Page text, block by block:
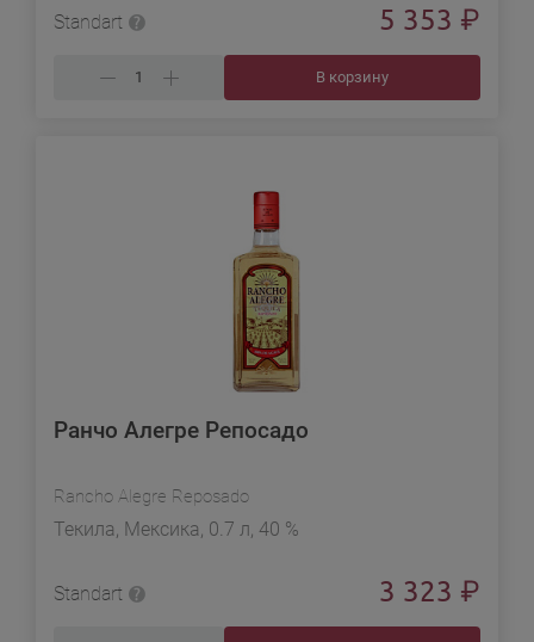
Standart 5 353 ₽
В корзину
Ранчо Алегре Репосадо
Rancho Alegre Reposado
Текила, Мексика, 0.7 л, 40 %
Standart 3 323 ₽